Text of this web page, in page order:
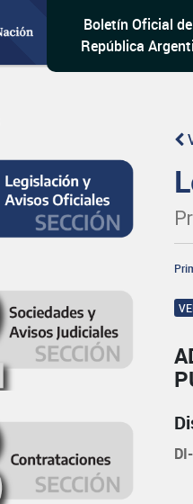
Boletín Oficial
República